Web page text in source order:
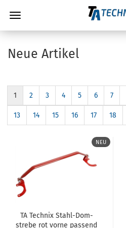
Neue Artikel
1 2 3 4 5 6 7
13 14 15 16 17 18
NEU
TA Tech­nix Stahl-​​Dom­
stre­be rot vorne pas­send